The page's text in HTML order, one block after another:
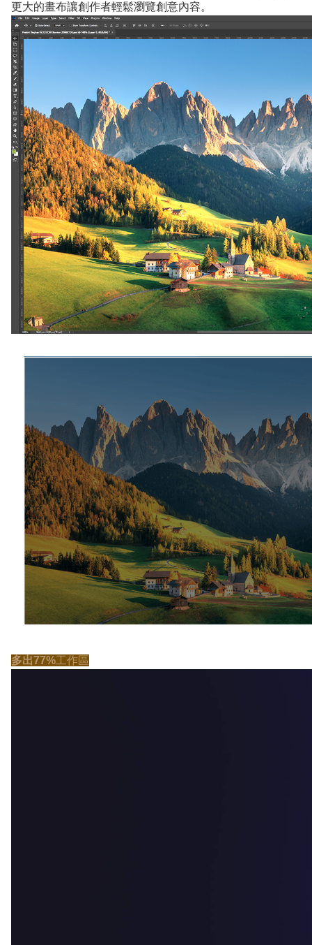
更大的畫布讓創作者輕鬆瀏覽創意內容。
多出77%工作區